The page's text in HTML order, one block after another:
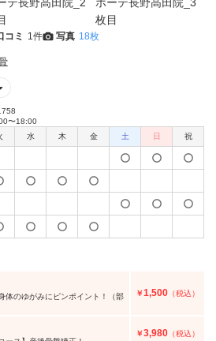
コミ 1件 写真 18枚
〜18:00
水 木 金 土 日 祝
のゆがみにピンポイント！（部
￥1,500 （税込）
￥3,980 （税込）